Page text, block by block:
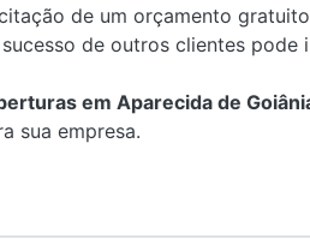
de um orçamento
de outros clientes pode
em Aparecida de
sua empresa.